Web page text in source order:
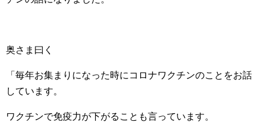
奥さま曰く
「毎年お集まりになった時にコロナワクチンのことをお話
しています。
ワクチンで免疫力が下がることも言っています。